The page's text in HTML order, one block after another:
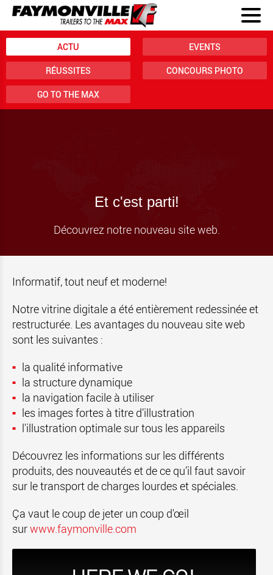
ACTU EVENTS
RÉUSSITES CONCOURS PHOTO
GO TO THE MAX
Et c'est parti!
Découvrez notre nouveau site web.
Informatif, tout neuf et moderne!
Notre vitrine digitale a été entièrement redessinée et
restructurée. Les avantages du nouveau site web
sont les suivantes :
la qualité informative
la structure dynamique
la navigation facile à utiliser
les images fortes à titre d’illustration
l'illustration optimale sur tous les appareils
Découvrez les informations sur les différents
produits, des nouveautés et de ce qu’il faut savoir
sur le transport de charges lourdes et spéciales.
Ça vaut le coup de jeter un coup d'œil
surwww.faymonville.com